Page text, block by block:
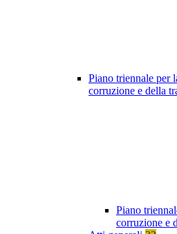
Piano triennale per
corruzione e della
Piano
corruzione e